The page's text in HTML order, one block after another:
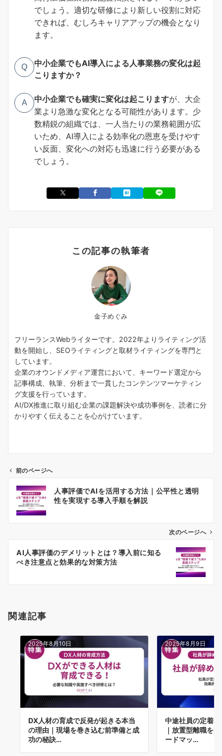
でしょう。適切な研修により新しい役割に対応
できれば、むしろキャリアアップの機会となり
ます。
Q
中小企業でもAI導入による人事業務の変化は起
こりますか？
A 中小企業でも確実に変化は起こりますが、大企
業より急激な変化となる可能性があります。少
数精鋭の組織では、一人当たりの業務範囲が広
いため、AI導入による効率化の恩恵を受けやす
い反面、変化への対応も迅速に行う必要がある
でしょう。
この記事の執筆者
金子めぐみ
フリーランスWebライターです。2022年よりライティング活
動を開始し、SEOライティングと取材ライティングを専門と
しています。
企業のオウンドメディア運営において、キーワード選定から
記事構成、執筆、分析まで一貫したコンテンツマーケティン
グ支援を行っています。
AI/DX推進に取り組む企業の課題解決や成功事例を、読者に分
かりやすく伝えることを心がけています。
ン
前のページへ
人事評価でAIを活用する方法｜公平性と透明
性を実現する導入手順を解説
次のページへ
AI人事評価のデメリットとは？導入前に知る
べき注意点と効果的な対策方法
関連記事
2025年8月10日
DX人材の育成で反発が起きる本当
の理由｜現場を巻き込む前準備と成
功の秘訣…
2025年8月9日
中途社員の定着
｜放置型離職を
ードマッ…